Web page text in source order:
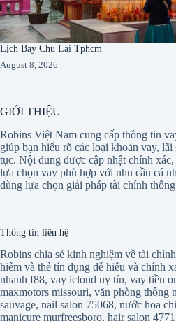
Lịch Bay Chu Lai Tphcm
August 8, 2026
GIỚI THIỆU
Robins Việt Nam cung cấp thông tin
giúp bạn hiểu rõ các loại khoản vay, lãi
tục. Nội dung được cập nhật chính xác,
lựa chọn vay phù hợp với nhu cầu cá
dùng lựa chọn giải pháp tài chính
Thông tin liên hệ
Robins chia sẻ kinh nghiệm về tài
hiểm và thẻ tín dụng dễ hiểu và chính
nhanh f88, vay icloud uy tín, vay tiền
maxmotors missouri, văn phòng thông
sauvage, nail salon 75068, nước hoa
manicure murfreesboro, hair salon